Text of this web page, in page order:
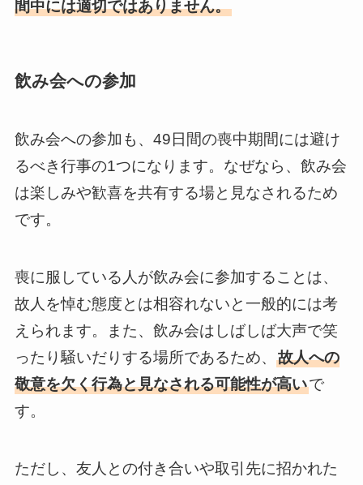
間中には適切ではありません。
飲み会への参加
飲み会への参加も、49日間の喪中期間には避け
るべき行事の1つになります。なぜなら、飲み会
は楽しみや歓喜を共有する場と見なされるため
です。
喪に服している人が飲み会に参加することは、
故人を悼む態度とは相容れないと一般的には考
えられます。また、飲み会はしばしば大声で笑
ったり騒いだりする場所であるため、 故人への
敬意を欠く行為と見なされる可能性が高いで
す。
ただし、友人との付き合いや取引先に招かれた